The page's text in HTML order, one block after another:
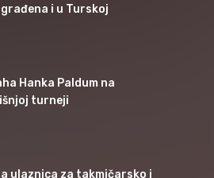
i u Turskoj
Hanka Paldum na
turneji
ulaznica za takmičarsko i